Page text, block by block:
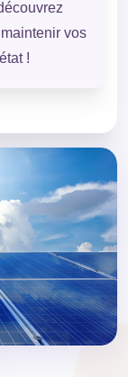
vos
!